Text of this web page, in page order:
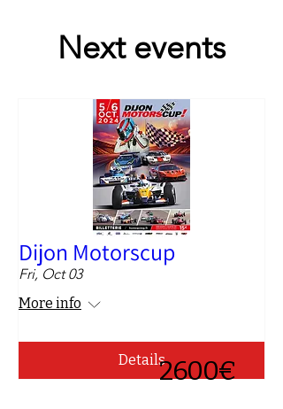
Next events
Dijon Motorscup
Fri, Oct 03
More info
Details2600€